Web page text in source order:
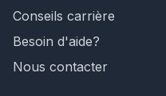
Conseils carrière
Besoin d'aide?
Nous contacter